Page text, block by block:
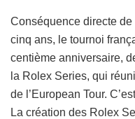
Conséquence directe de
cinq ans, le tournoi
centième anniversaire,
la Rolex Series, qui
de l’European Tour.
La création des Rolex